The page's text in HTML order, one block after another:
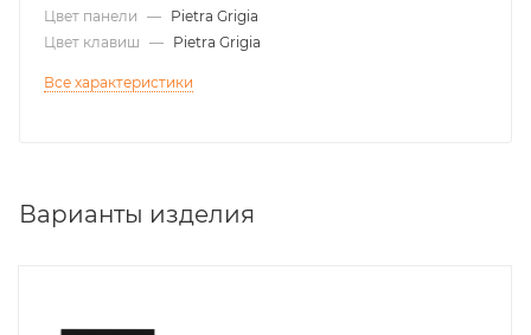
Цвет панели — Pietra Grigia
Цвет клавиш — Pietra Grigia
Все характеристики
Варианты изделия